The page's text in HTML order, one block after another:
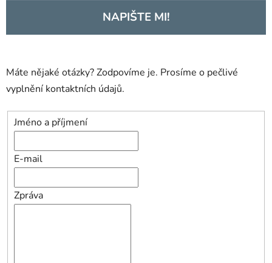
NAPIŠTE MI!
Máte nějaké otázky? Zodpovíme je. Prosíme o pečlivé
vyplnění kontaktních údajů.
Jméno a příjmení
E-mail
Zpráva